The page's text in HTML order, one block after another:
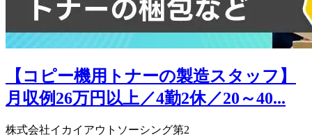
【コピー機用トナーの製造スタッフ】
月収例26万円以上／4勤2休／20～40...
株式会社イカイアウトソーシング第2